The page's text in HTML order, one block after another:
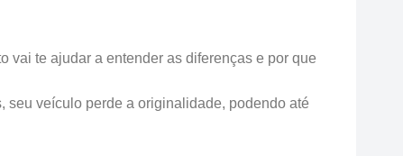
vai te ajudar a entender as diferenças e por que
seu veículo perde a originalidade, podendo até